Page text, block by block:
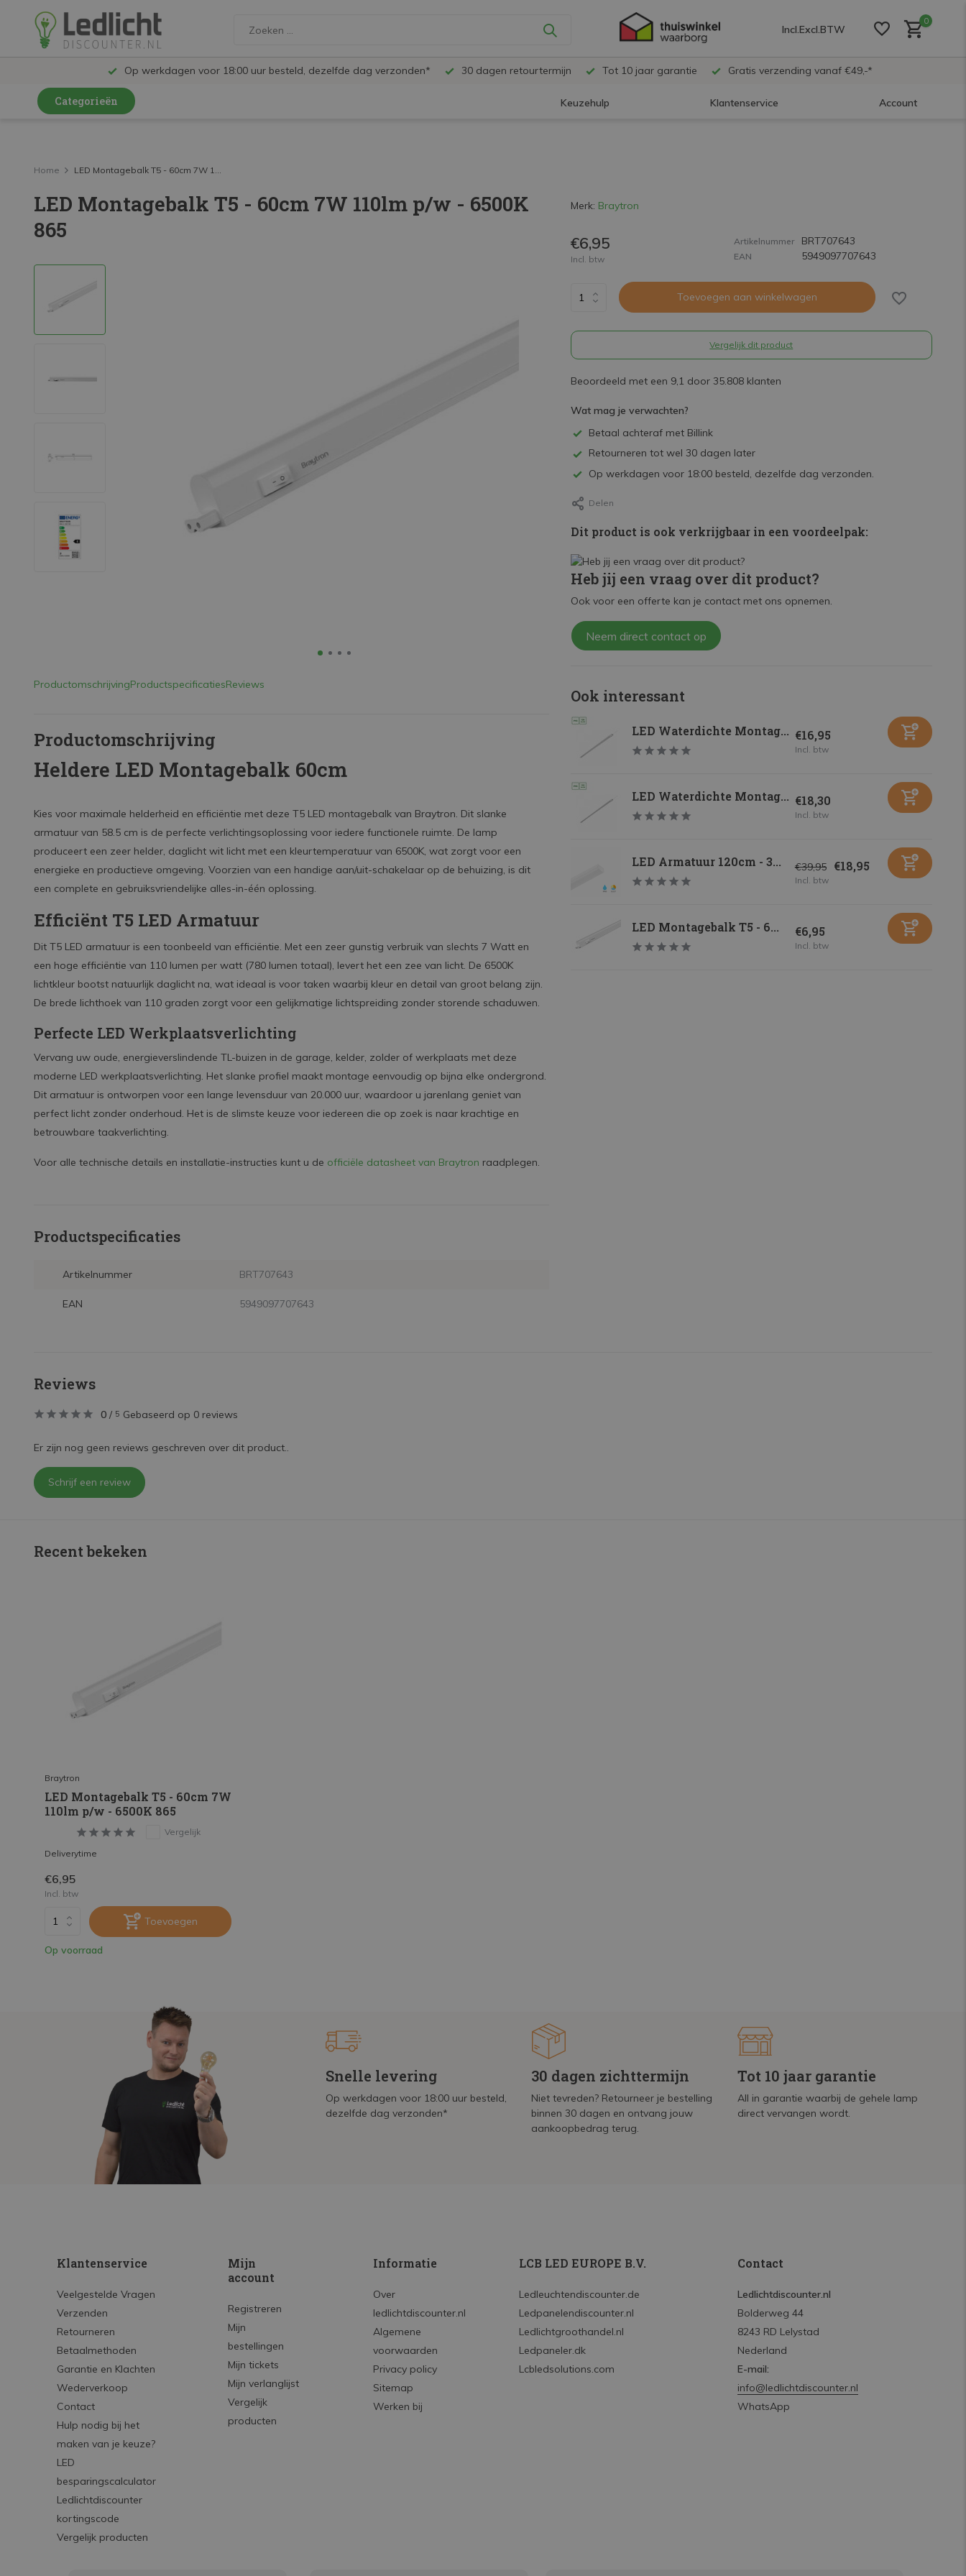
Incl.Excl.BTW
0
Op werkdagen voor 18:00 uur besteld, dezelfde dag verzonden* 30 dagen retourtermijn Tot 10 jaar garantie Gratis verzending vanaf €49,-*
Categorieën Keuzehulp Klantenservice Account
LED Railspots
LED Panelen
LED Buitenverlichting
Mega Sale
Home LED Montagebalk T5 - 60cm 7W 1...
LED Montagebalk T5 - 60cm 7W 110lm p/w - 6500K
865
ProductomschrijvingProductspecificatiesReviews
Productomschrijving
Heldere LED Montagebalk 60cm
Kies voor maximale helderheid en efficiëntie met deze T5 LED montagebalk van Braytron. Dit slanke
armatuur van 58.5 cm is de perfecte verlichtingsoplossing voor iedere functionele ruimte. De lamp
produceert een zeer helder, daglicht wit licht met een kleurtemperatuur van 6500K, wat zorgt voor een
energieke en productieve omgeving. Voorzien van een handige aan/uit-schakelaar op de behuizing, is dit
een complete en gebruiksvriendelijke alles-in-één oplossing.
Efficiënt T5 LED Armatuur
Dit T5 LED armatuur is een toonbeeld van efficiëntie. Met een zeer gunstig verbruik van slechts 7 Watt en
een hoge efficiëntie van 110 lumen per watt (780 lumen totaal), levert het een zee van licht. De 6500K
lichtkleur bootst natuurlijk daglicht na, wat ideaal is voor taken waarbij kleur en detail van groot belang zijn.
De brede lichthoek van 110 graden zorgt voor een gelijkmatige lichtspreiding zonder storende schaduwen.
Perfecte LED Werkplaatsverlichting
Vervang uw oude, energieverslindende TL-buizen in de garage, kelder, zolder of werkplaats met deze
moderne LED werkplaatsverlichting. Het slanke profiel maakt montage eenvoudig op bijna elke ondergrond.
Dit armatuur is ontworpen voor een lange levensduur van 20.000 uur, waardoor u jarenlang geniet van
perfect licht zonder onderhoud. Het is de slimste keuze voor iedereen die op zoek is naar krachtige en
betrouwbare taakverlichting.
Voor alle technische details en installatie-instructies kunt u de officiële datasheet van Braytron raadplegen.
Productspecificaties
Artikelnummer BRT707643
EAN 5949097707643
Merk: Braytron
€6,95
Incl. btw
Artikelnummer BRT707643
EAN 5949097707643
Toevoegen aan winkelwagen
Vergelijk dit product
Beoordeeld met een 9,1 door 35.808 klanten
Wat mag je verwachten?
Betaal achteraf met Billink
Retourneren tot wel 30 dagen later
Op werkdagen voor 18:00 besteld, dezelfde dag verzonden.
Delen
Dit product is ook verkrijgbaar in een voordeelpak:
Heb jij een vraag over dit product?
Ook voor een offerte kan je contact met ons opnemen.
Neem direct contact op
Ook interessant
LED Waterdichte Montag... €16,95
Incl. btw
LED Waterdichte Montag... €18,30
Incl. btw
LED Armatuur 120cm - 3... €39,95 €18,95
Incl. btw
LED Montagebalk T5 - 6... €6,95
Incl. btw
Reviews
0 / 5 Gebaseerd op 0 reviews
Er zijn nog geen reviews geschreven over dit product..
Schrijf een review
Recent bekeken
Braytron
LED Montagebalk T5 - 60cm 7W
110lm p/w - 6500K 865
Vergelijk
Deliverytime
€6,95
Incl. btw
Toevoegen
Op voorraad
Snelle levering
Op werkdagen voor 18:00 uur besteld,
dezelfde dag verzonden*
30 dagen zichttermijn
Niet tevreden? Retourneer je bestelling
binnen 30 dagen en ontvang jouw
aankoopbedrag terug.
Tot 10 jaar garantie
All in garantie waarbij de gehele lamp
direct vervangen wordt.
Klantenservice
Veelgestelde Vragen
Verzenden
Retourneren
Betaalmethoden
Garantie en Klachten
Wederverkoop
Contact
Hulp nodig bij het
maken van je keuze?
LED
besparingscalculator
Ledlichtdiscounter
kortingscode
Vergelijk producten
Mijn
account
Registreren
Mijn
bestellingen
Mijn tickets
Mijn verlanglijst
Vergelijk
producten
Informatie
Over
ledlichtdiscounter.nl
Algemene
voorwaarden
Privacy policy
Sitemap
Werken bij
LCB LED EUROPE B.V.
Ledleuchtendiscounter.de
Ledpanelendiscounter.nl
Ledlichtgroothandel.nl
Ledpaneler.dk
Lcbledsolutions.com
Contact
Ledlichtdiscounter.nl
Bolderweg 44
8243 RD Lelystad
Nederland
E-mail:
info@ledlichtdiscounter.nl
WhatsApp